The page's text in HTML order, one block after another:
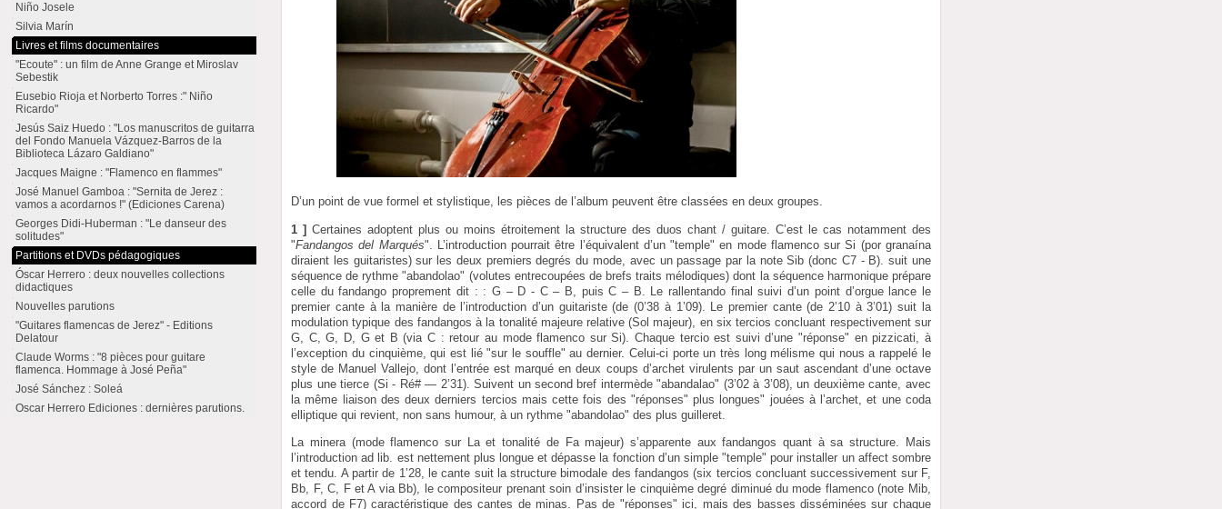
D’un point de vue formel et stylistique, les pièces de l’album peuvent être classées en deux groupes.
1 ] Certaines adoptent plus ou moins étroitement la structure des duos chant / guitare. C’est le cas notamment des
"Fandangos del Marqués". L’introduction pourrait être l’équivalent d’un "temple" en mode flamenco sur Si (por granaína
diraient les guitaristes) sur les deux premiers degrés du mode, avec un passage par la note Sib (donc C7 - B). suit une
séquence de rythme "abandolao" (volutes entrecoupées de brefs traits mélodiques) dont la séquence harmonique prépare
celle du fandango proprement dit : : G – D - C – B, puis C – B. Le rallentando final suivi d’un point d’orgue lance le
premier cante à la manière de l’introduction d’un guitariste (de (0’38 à 1’09). Le premier cante (de 2’10 à 3’01) suit la
modulation typique des fandangos à la tonalité majeure relative (Sol majeur), en six tercios concluant respectivement sur
G, C, G, D, G et B (via C : retour au mode flamenco sur Si). Chaque tercio est suivi d’une "réponse" en pizzicati, à
l’exception du cinquième, qui est lié "sur le souffle" au dernier. Celui-ci porte un très long mélisme qui nous a rappelé le
style de Manuel Vallejo, dont l’entrée est marqué en deux coups d’archet virulents par un saut ascendant d’une octave
plus une tierce (Si - Ré# — 2’31). Suivent un second bref intermède "abandalao" (3’02 à 3’08), un deuxième cante, avec
la même liaison des deux derniers tercios mais cette fois des "réponses" plus longues" jouées à l’archet, et une coda
elliptique qui revient, non sans humour, à un rythme "abandolao" des plus guilleret.
La minera (mode flamenco sur La et tonalité de Fa majeur) s’apparente aux fandangos quant à sa structure. Mais
l’introduction ad lib. est nettement plus longue et dépasse la fonction d’un simple "temple" pour installer un affect sombre
et tendu. A partir de 1’28, le cante suit la structure bimodale des fandangos (six tercios concluant successivement sur F,
Bb, F, C, F et A via Bb), le compositeur prenant soin d’insister le cinquième degré diminué du mode flamenco (note Mib,
accord de F7) caractéristique des cantes de minas. Pas de "réponses" ici, mais des basses disséminées sur chaque
Niño Josele
Silvia Marín
Livres et films documentaires
"Ecoute" : un film de Anne Grange et Miroslav
Sebestik
Eusebio Rioja et Norberto Torres :" Niño
Ricardo"
Jesús Saiz Huedo : "Los manuscritos de guitarra
del Fondo Manuela Vázquez-Barros de la
Biblioteca Lázaro Galdiano"
Jacques Maigne : "Flamenco en flammes"
José Manuel Gamboa : "Sernita de Jerez :
vamos a acordarnos !" (Ediciones Carena)
Georges Didi-Huberman : "Le danseur des
solitudes"
Partitions et DVDs pédagogiques
Óscar Herrero : deux nouvelles collections
didactiques
Nouvelles parutions
"Guitares flamencas de Jerez" - Editions
Delatour
Claude Worms : "8 pièces pour guitare
flamenca. Hommage à José Peña"
José Sánchez : Soleá
Oscar Herrero Ediciones : dernières parutions.